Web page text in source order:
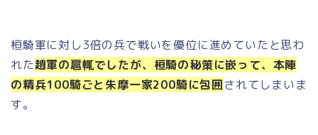
桓騎軍に対し3倍の兵で戦いを優位に進めていたと思わ
れた趙軍の扈輒でしたが、桓騎の秘策に嵌って、本陣
の精兵100騎ごと朱摩一家200騎に包囲されてしまいま
す。